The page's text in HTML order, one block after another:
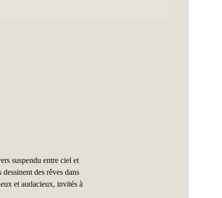
suspendu entre ciel et
des rêves dans
et audacieux, invités à